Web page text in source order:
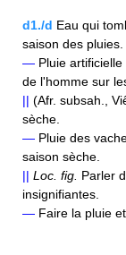
d1./d Eau qui
saison des pluies.
— Pluie
de l'homme sur
|| (Afr. subsah.,
sèche.
— Pluie des
saison sèche.
|| Loc. fig. Parler
insignifiantes.
— Faire la pluie